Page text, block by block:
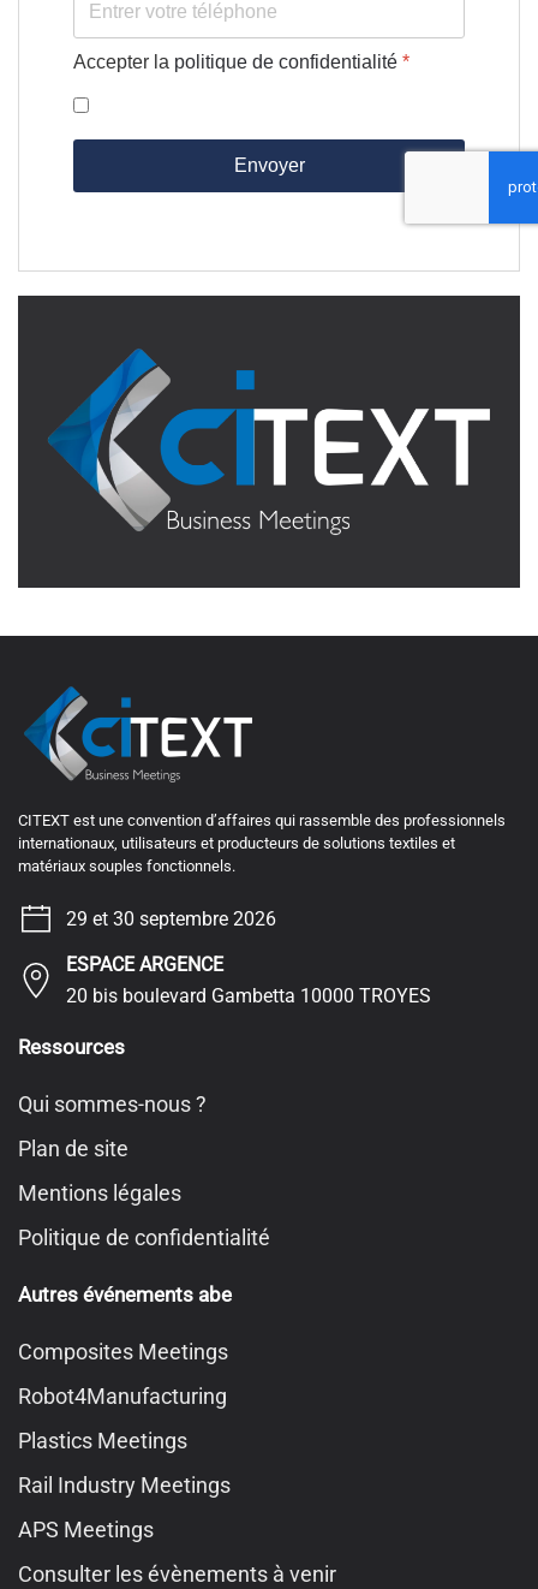
Accepter la politique de confidentialité *
Envoyer
CITEXT est une convention d’affaires qui rassemble des professionnels
internationaux, utilisateurs et producteurs de solutions textiles et
matériaux souples fonctionnels.
29 et 30 septembre 2026
ESPACE ARGENCE
20 bis boulevard Gambetta 10000 TROYES
Ressources
Qui sommes-nous ?
Plan de site
Mentions légales
Politique de confidentialité
Autres événements abe
Composites Meetings
Robot4Manufacturing
Plastics Meetings
Rail Industry Meetings
APS Meetings
Consulter les évènements à venir